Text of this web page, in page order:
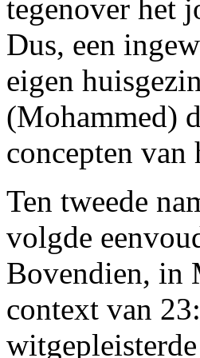
tegenover het
Dus, een
eigen
(Mohammed)
concepten
Ten tweede
volgde
Bovendien, in
context van